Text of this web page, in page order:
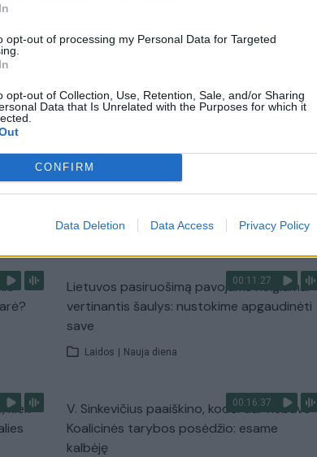
opt-out of processing my Personal Data for Targeted
opt-out of Collection, Use, Retention, Sale, and/or Sharing
Data that Is Unrelated with the Purposes for which it
CONFIRM
Data Deletion Data Access Privacy Policy
Kuprines pasvėrę specialistai įspėja apie
pavojingą įprotį: tą daro daugiau nei pusė
Žinios | Lietuvos diena
Visi įrašai
00:11:27
Lietuvos pasiruošimą pavojams neigiamai
vertinantis šaulys: nustokime apgaudinėti
save
Laidos | Nauja diena
kiek
00:16:37
V. Sinkevičius paaiškino, kodėl dar nebuvo
Koalicinės tarybos posėdžio: esame
kalbėję